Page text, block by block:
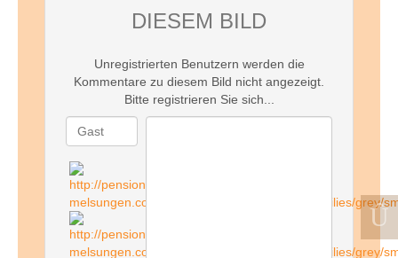
DIESEM BILD
Unregistrierten Benutzern werden die
Kommentare zu diesem Bild nicht angezeigt.
Bitte registrieren Sie sich...